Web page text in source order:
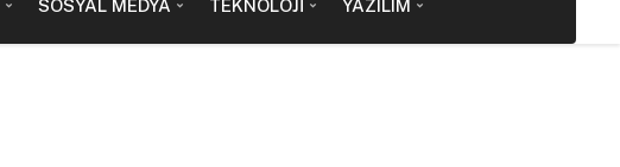
SOSYAL MEDYA TEKNOLOJI YAZILIM